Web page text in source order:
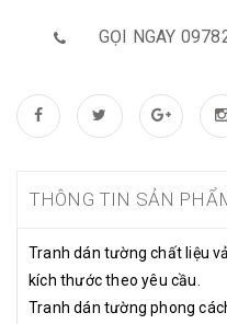
GỌI NGAY
THÔNG TIN SẢN
Tranh dán tường chất liệu
kích thước theo yêu cầu.
Tranh dán tường phong